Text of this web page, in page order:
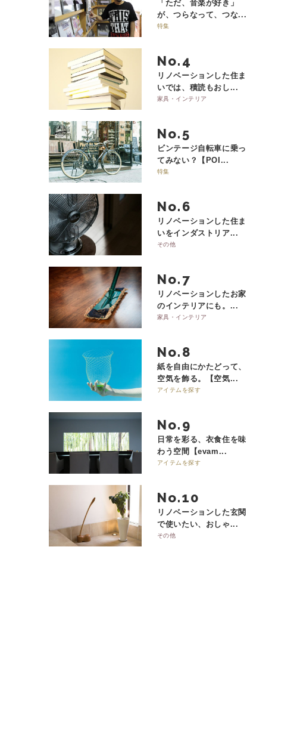
「ただ、音楽が好き」
が、つらなって、つな...
特集
No.
リノベーションした住ま
いでは、積読もおし...
家具・インテリア
No.
ビンテージ自転車に乗っ
てみない？【POI...
特集
No.
リノベーションした住ま
いをインダストリア...
その他
No.
リノベーションしたお家
のインテリアにも。...
家具・インテリア
No.
紙を自由にかたどって、
空気を飾る。【空気...
アイテムを探す
No.
日常を彩る、衣食住を味
わう空間【evam...
アイテムを探す
No.
リノベーションした玄関
で使いたい、おしゃ...
その他